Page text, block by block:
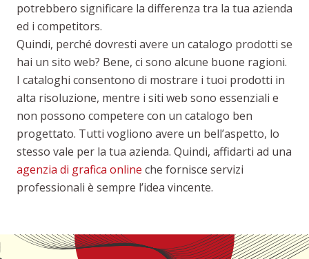
potrebbero significare la differenza tra la tua azienda
ed i competitors.
Quindi, perché dovresti avere un catalogo prodotti se
hai un sito web? Bene, ci sono alcune buone ragioni.
I cataloghi consentono di mostrare i tuoi prodotti in
alta risoluzione, mentre i siti web sono essenziali e
non possono competere con un catalogo ben
progettato. Tutti vogliono avere un bell’aspetto, lo
stesso vale per la tua azienda. Quindi, affidarti ad una
agenzia di grafica online che fornisce servizi
professionali è sempre l’idea vincente.